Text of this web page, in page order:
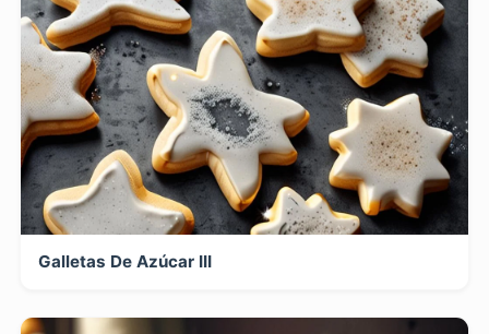
Galletas De Azúcar III